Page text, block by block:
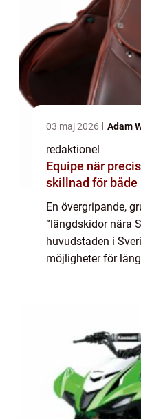
03 maj 2026 Adam
redaktionel
Equipe när precision i sadeln gör
skillnad för både
En övergripande,
”längdskidor nära
huvudstaden i
möjligheter för